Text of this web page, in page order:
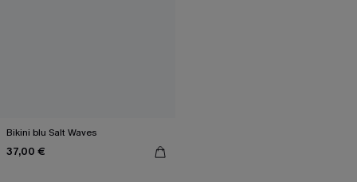
Bikini blu Salt Waves
37,00 €